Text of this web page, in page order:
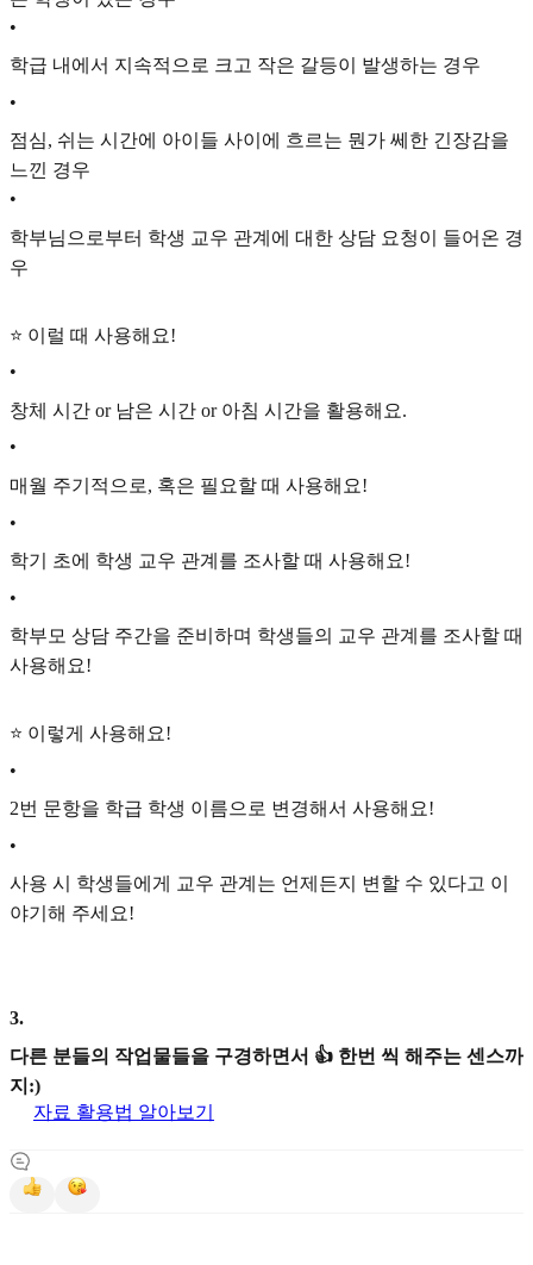
•
학급 내에서 지속적으로 크고 작은 갈등이 발생하는 경우
•
점심, 쉬는 시간에 아이들 사이에 흐르는 뭔가 쎄한 긴장감을
느낀 경우
•
학부님으로부터 학생 교우 관계에 대한 상담 요청이 들어온 경
우
⭐ 이럴 때 사용해요!
•
창체 시간 or 남은 시간 or 아침 시간을 활용해요.
•
매월 주기적으로, 혹은 필요할 때 사용해요!
•
학기 초에 학생 교우 관계를 조사할 때 사용해요!
•
학부모 상담 주간을 준비하며 학생들의 교우 관계를 조사할 때
사용해요!
⭐ 이렇게 사용해요!
•
2번 문항을 학급 학생 이름으로 변경해서 사용해요!
•
사용 시 학생들에게 교우 관계는 언제든지 변할 수 있다고 이
야기해 주세요!
3.
다른 분들의 작업물들을 구경하면서 👍 한번 씩 해주는 센스까
지:)
자료 활용법 알아보기